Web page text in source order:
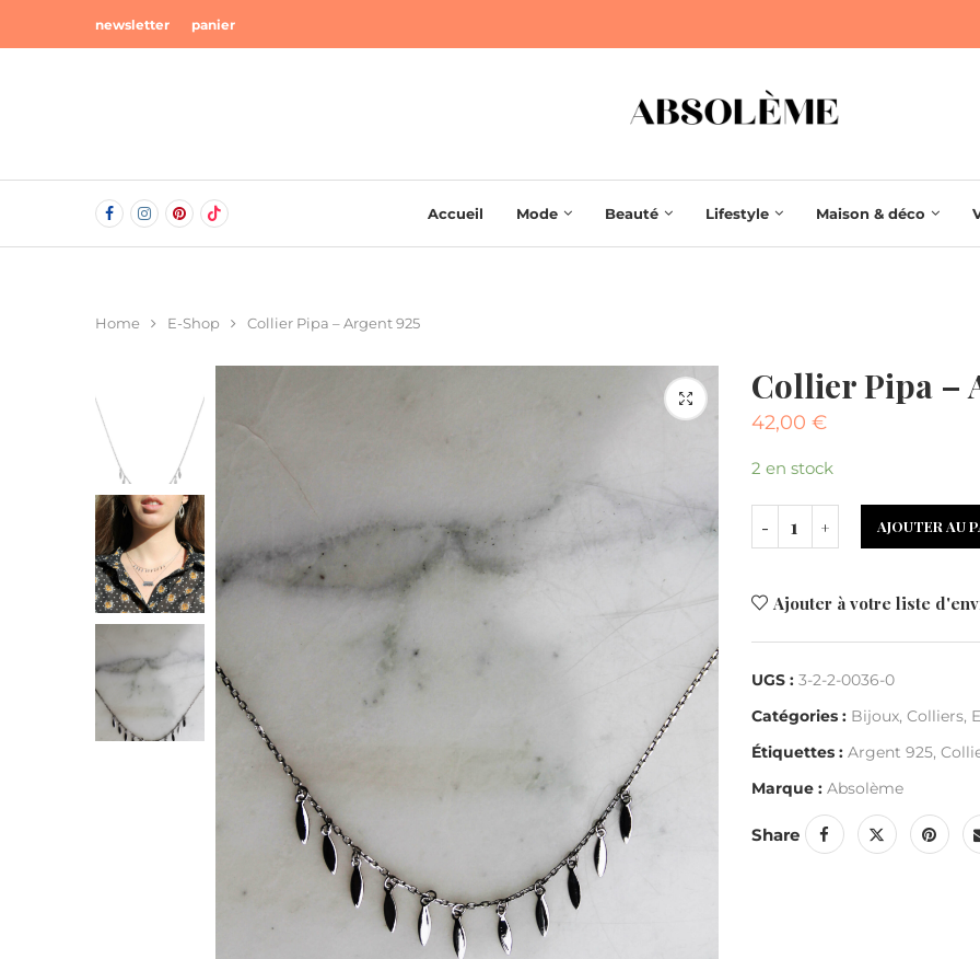
newsletter panier
Accueil Mode Beauté Lifestyle Maison & déco
Home E-Shop Collier Pipa – Argent 925
Collier Pipa –
42,00 €
2 en stock
AJOUTER AU
Ajouter à votre liste
UGS : 3-2-2-0036-0
Catégories : Bijoux, Colliers,
Étiquettes : Argent 925,
Marque : Absolème
Share